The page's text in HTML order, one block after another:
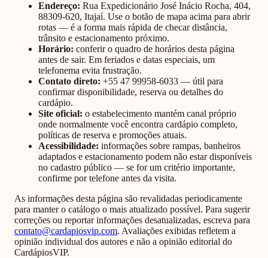
Endereço: Rua Expedicionário José Inácio Rocha, 404,
88309-620, Itajaí. Use o botão de mapa acima para abrir
rotas — é a forma mais rápida de checar distância,
trânsito e estacionamento próximo.
Horário: conferir o quadro de horários desta página
antes de sair. Em feriados e datas especiais, um
telefonema evita frustração.
Contato direto: +55 47 99958-6033 — útil para
confirmar disponibilidade, reserva ou detalhes do
cardápio.
Site oficial: o estabelecimento mantém canal próprio
onde normalmente você encontra cardápio completo,
políticas de reserva e promoções atuais.
Acessibilidade: informações sobre rampas, banheiros
adaptados e estacionamento podem não estar disponíveis
no cadastro público — se for um critério importante,
confirme por telefone antes da visita.
As informações desta página são revalidadas periodicamente
para manter o catálogo o mais atualizado possível. Para sugerir
correções ou reportar informações desatualizadas, escreva para
contato@cardapiosvip.com. Avaliações exibidas refletem a
opinião individual dos autores e não a opinião editorial do
CardápiosVIP.